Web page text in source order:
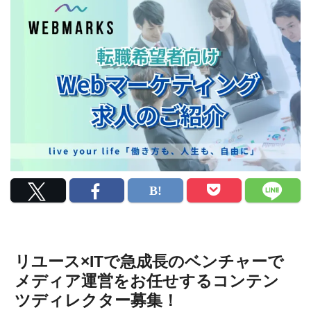
リユース×ITで急成長のベンチャーで
メディア運営をお任せするコンテン
ツディレクター募集！